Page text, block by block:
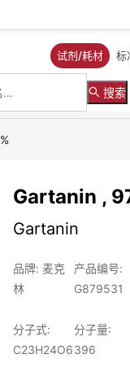
试剂/耗材 标
搜索
Gartanin ,
Gartanin
品牌: 麦克
林
产品编号:
G879531
分子式:
C23H24O6
分子量:
396